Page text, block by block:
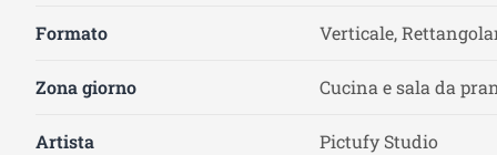
Formato Verticale,
Zona giorno Cucina e sala da
Artista Pictufy Studio